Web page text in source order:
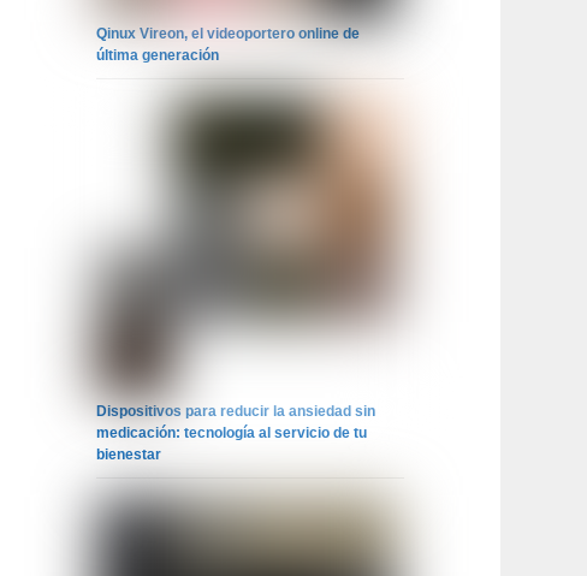
Qinux Vireon, el videoportero online de
última generación
Dispositivos para reducir la ansiedad sin
medicación: tecnología al servicio de tu
bienestar